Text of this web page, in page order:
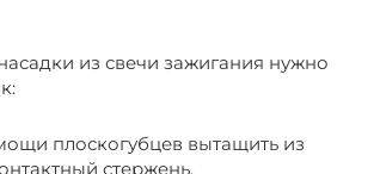
из свечи зажигания нужно
плоскогубцев вытащить из
стержень,